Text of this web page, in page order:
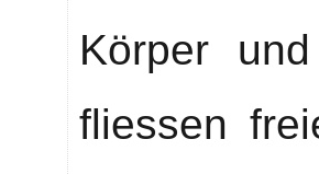
Körper
fliessen